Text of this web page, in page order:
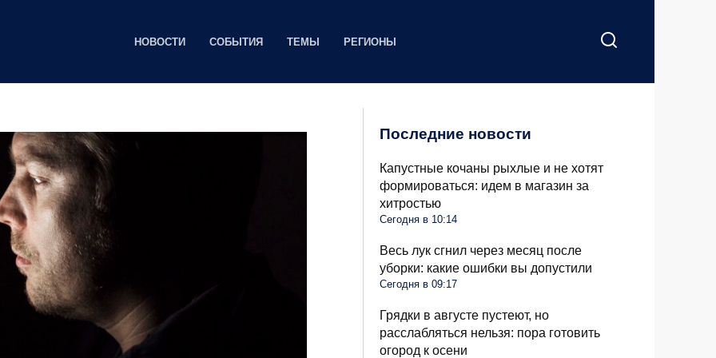
НОВОСТИ СОБЫТИЯ ТЕМЫ РЕГИОНЫ
Последние новости
Капустные кочаны рыхлые и не хотят
формироваться: идем в магазин за
хитростью
Сегодня в 10:14
Весь лук сгнил через месяц после
уборки: какие ошибки вы допустили
Сегодня в 09:17
Грядки в августе пустеют, но
расслабляться нельзя: пора готовить
огород к осени